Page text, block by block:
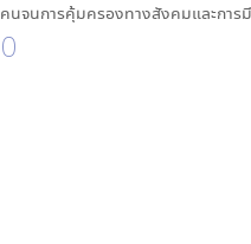
คนจนการคุ้มครองทางสังคมและการ
0